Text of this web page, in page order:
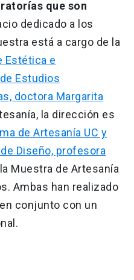
que son
dedicado a los
está a cargo de la
Estética e
Estudios
doctora Margarita
la dirección es
de Artesanía UC y
Diseño, profesora
Muestra de Artesanía
Ambas han realizado
conjunto con un